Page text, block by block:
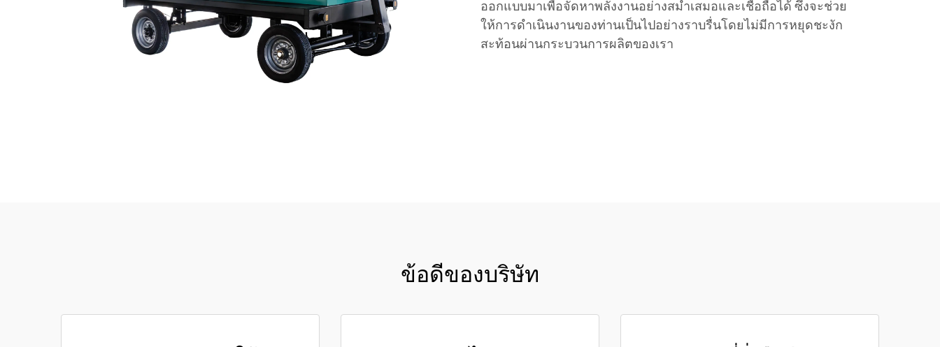
ออกแบบมาเพื่อจัดหาพลังงานอย่างสม่ำเสมอและเชื่อถือได้ ซึ่งจะช่วย
ให้การดำเนินงานของท่านเป็นไปอย่างราบรื่นโดยไม่มีการหยุดชะงัก
สะท้อนผ่านกระบวนการผลิตของเรา
ข้อดีของบริษัท